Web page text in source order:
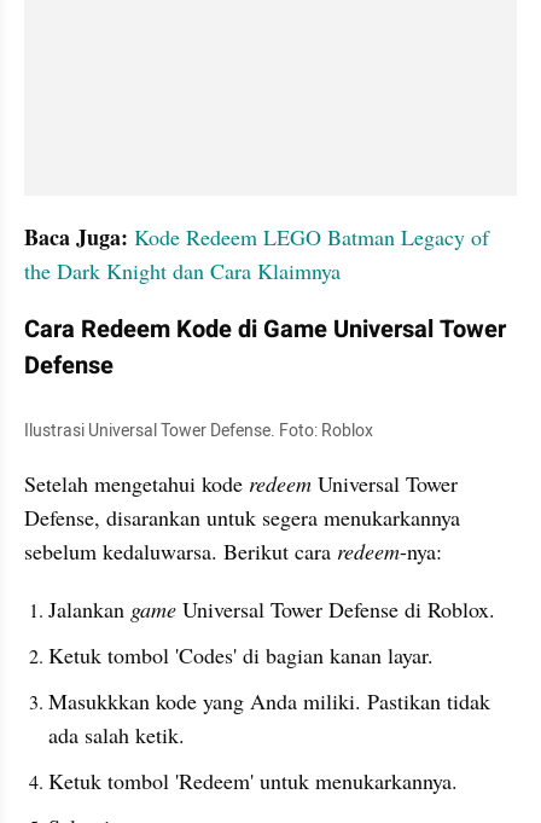
Baca Juga: Kode Redeem LEGO Batman Legacy of
the Dark Knight dan Cara Klaimnya
Cara Redeem Kode di Game Universal Tower
Defense
Ilustrasi Universal Tower Defense. Foto: Roblox
Setelah mengetahui kode redeem Universal Tower
Defense, disarankan untuk segera menukarkannya
sebelum kedaluwarsa. Berikut cara redeem-nya:
Jalankan game Universal Tower Defense di Roblox.
Ketuk tombol 'Codes' di bagian kanan layar.
Masukkkan kode yang Anda miliki. Pastikan tidak
ada salah ketik.
Ketuk tombol 'Redeem' untuk menukarkannya.